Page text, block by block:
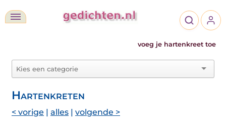
voeg je hartenkreet toe
Hartenkreten
< vorige | alles | volgende >